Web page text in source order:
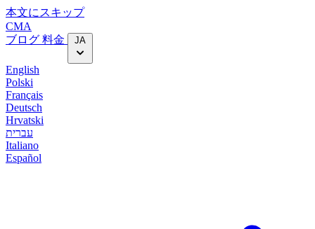
本文にスキップ
CMA
ブログ 料金 JA
English
Polski
Français
Deutsch
Hrvatski
עברית
Italiano
Español